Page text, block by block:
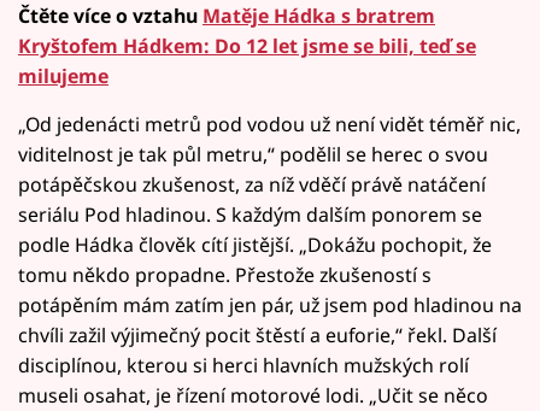
Čtěte více o vztahu Matěje Hádka s bratrem
Kryštofem Hádkem: Do 12 let jsme se bili, teď se
milujeme
„Od jedenácti metrů pod vodou už není vidět téměř nic,
viditelnost je tak půl metru,“ podělil se herec o svou
potápěčskou zkušenost, za níž vděčí právě natáčení
seriálu Pod hladinou. S každým dalším ponorem se
podle Hádka člověk cítí jistější. „Dokážu pochopit, že
tomu někdo propadne. Přestože zkušeností s
potápěním mám zatím jen pár, už jsem pod hladinou na
chvíli zažil výjimečný pocit štěstí a euforie,“ řekl. Další
disciplínou, kterou si herci hlavních mužských rolí
museli osahat, je řízení motorové lodi. „Učit se něco